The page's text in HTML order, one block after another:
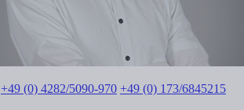
+49 (0) 4282/5090-970 +49 (0) 173/6845215